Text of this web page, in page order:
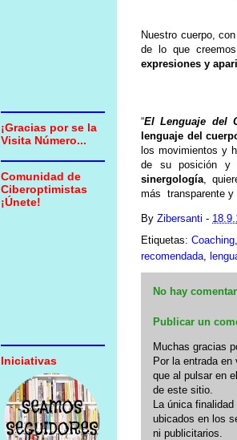
Nuestro cuerpo,
de lo que
expresiones y
“El Lenguaje del
lenguaje del
los movimientos y
de su posición y
sinergología,
más transparente y
By Zibersanti -
Etiquetas: Coaching,
recomendada,
No hay
Publicar un
Muchas gracias
Por la entrada en
que al pulsar en
de este sitio.
La única
ubicados en los
ni publicitarios.
¡Gracias por se la
Visita Número...
Comunidad de
Ciberoptimistas
¡Únete!
Iniciativas